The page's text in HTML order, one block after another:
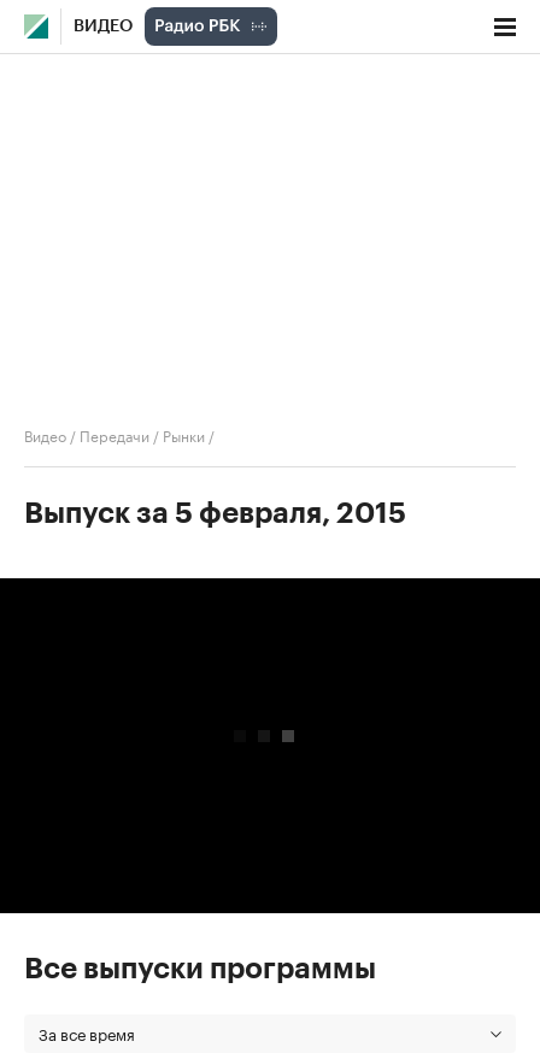
ВИДЕО
Видео / Передачи / Рынки /
Выпуск за 5 февраля, 2015
Все выпуски программы
За все время